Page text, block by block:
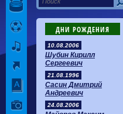
ДНИ РОЖДЕНИЯ
10.08.2006
Шубин Кирилл
Сергеевич
21.08.1996
Сасин Дмитрий
Андреевич
24.08.2006